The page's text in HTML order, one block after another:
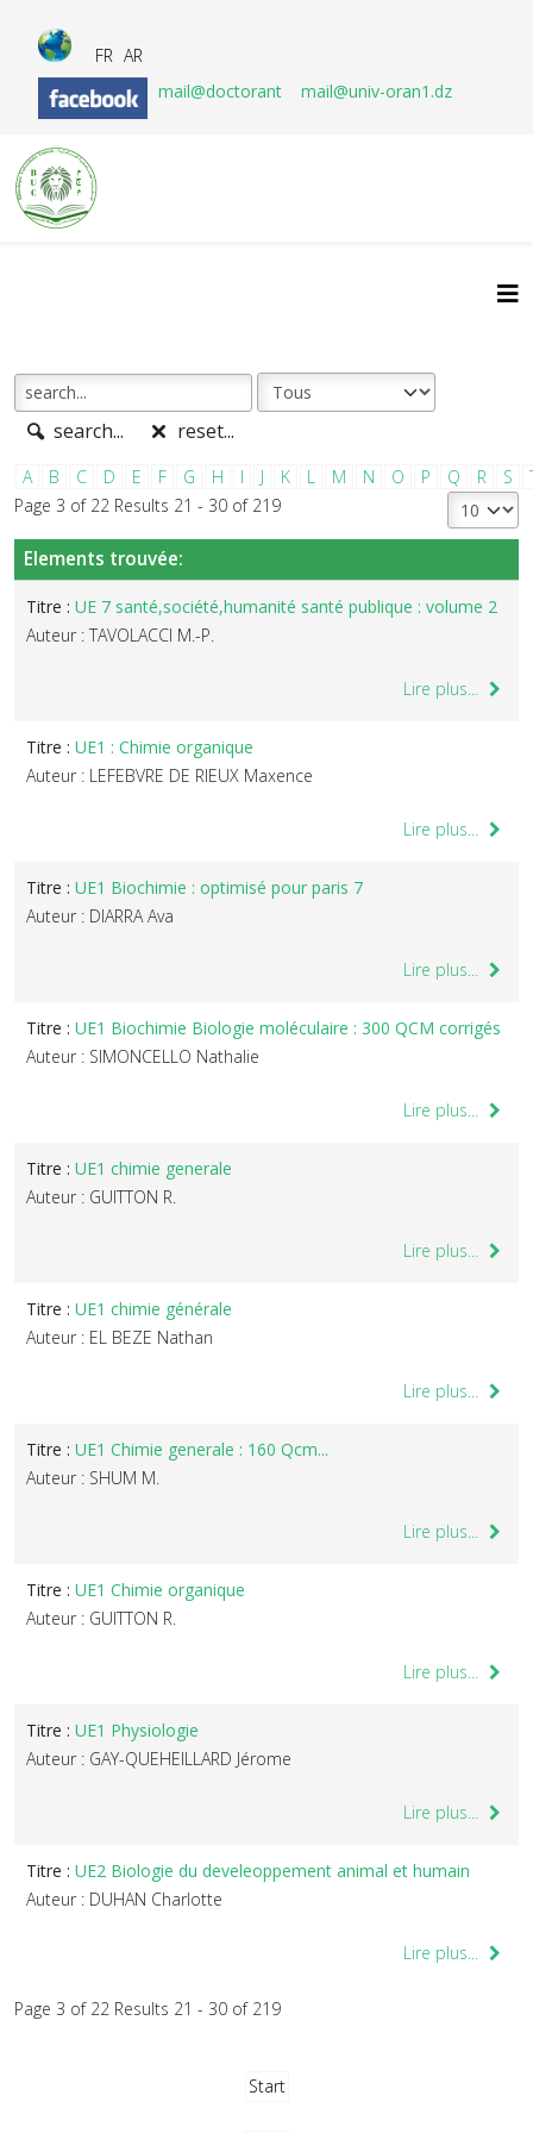
FR AR
mail@doctorant
mail@univ-oran1.dz
search... reset...
A B C D E F G H I J K L M N O P Q R S
Page 3 of 22 Results 21 - 30 of 219
Elements trouvée:
Titre : UE 7 santé,société,humanité santé publique : volume 2
Auteur : TAVOLACCI M.-P.
Lire plus...
Titre : UE1 : Chimie organique
Auteur : LEFEBVRE DE RIEUX Maxence
Lire plus...
Titre : UE1 Biochimie : optimisé pour paris 7
Auteur : DIARRA Ava
Lire plus...
Titre : UE1 Biochimie Biologie moléculaire : 300 QCM corrigés
Auteur : SIMONCELLO Nathalie
Lire plus...
Titre : UE1 chimie generale
Auteur : GUITTON R.
Lire plus...
Titre : UE1 chimie générale
Auteur : EL BEZE Nathan
Lire plus...
Titre : UE1 Chimie generale : 160 Qcm...
Auteur : SHUM M.
Lire plus...
Titre : UE1 Chimie organique
Auteur : GUITTON R.
Lire plus...
Titre : UE1 Physiologie
Auteur : GAY-QUEHEILLARD Jérome
Lire plus...
Titre : UE2 Biologie du develeoppement animal et humain
Auteur : DUHAN Charlotte
Lire plus...
Page 3 of 22 Results 21 - 30 of 219
Start